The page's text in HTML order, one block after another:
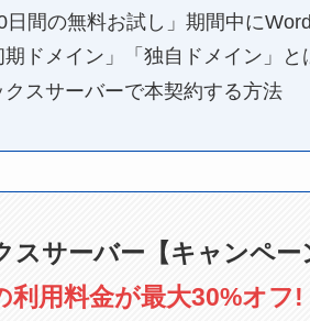
日間の無料お試し」期間中に
期ドメイン」「独自ドメイン」と
クスサーバーで本契約する方法
スサーバー【キャンペー
利用料金が最大30%オフ!